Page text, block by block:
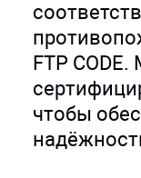
FTP
чтобы